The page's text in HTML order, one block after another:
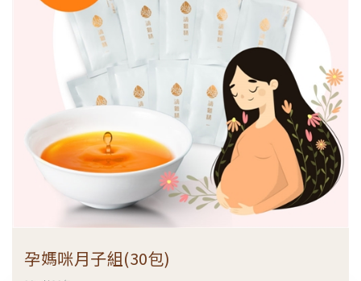
孕媽咪月子組(30包)